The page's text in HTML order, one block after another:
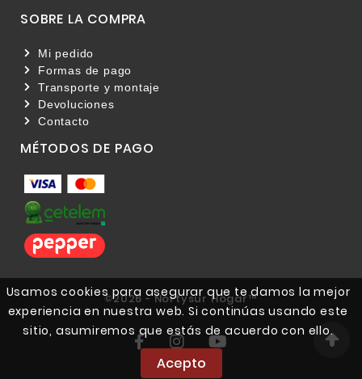
Usamos cookies para asegurar que te damos la mejor
experiencia en nuestra web. Si continúas usando este
sitio, asumiremos que estás de acuerdo con ello.
Acepto
SOBRE LA COMPRA
Mi pedido
Formas de pago
Transporte y montaje
Devoluciones
Contacto
MÉTODOS DE PAGO
©2026 - Nortysur Hogar™